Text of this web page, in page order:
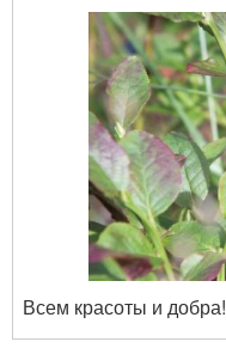
Всем красоты и добра!